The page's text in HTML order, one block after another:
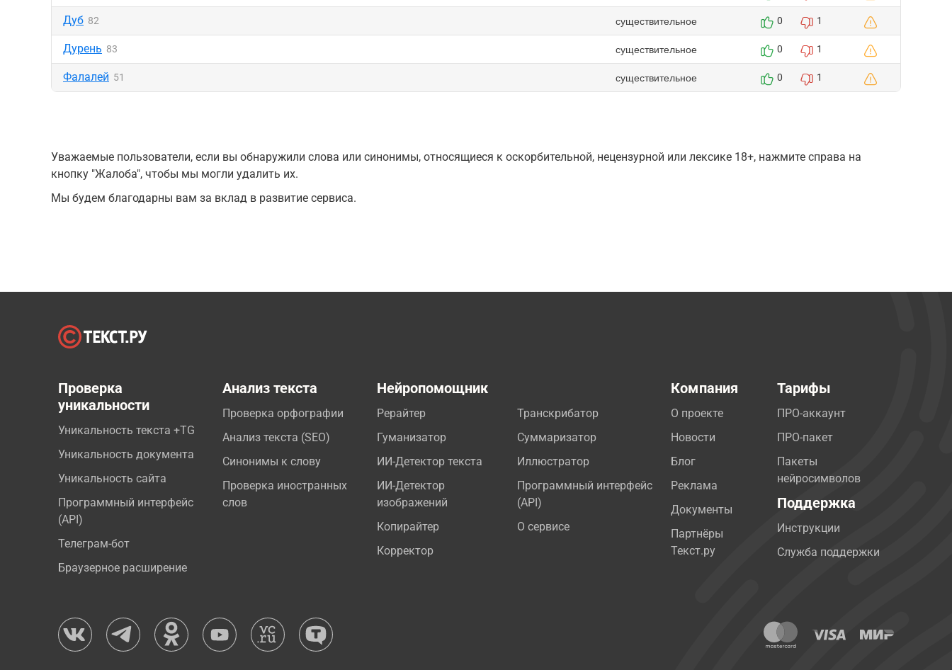
Дуб 82 существительное 0 1
Дурень 83 существительное 0 1
Фалалей 51 существительное 0 1
Уважаемые пользователи, если вы обнаружили слова или синонимы, относящиеся к оскорбительной, нецензурной или лексике 18+, нажмите справа на
кнопку "Жалоба", чтобы мы могли удалить их.
Мы будем благодарны вам за вклад в развитие сервиса.
Проверка
уникальности
Уникальность текста +TG
Уникальность документа
Уникальность сайта
Программный интерфейс
(API)
Телеграм-бот
Браузерное расширение
Анализ текста
Проверка орфографии
Анализ текста (SEO)
Синонимы к слову
Проверка иностранных
слов
Нейропомощник
Рерайтер
Гуманизатор
ИИ-Детектор текста
ИИ-Детектор
изображений
Копирайтер
Корректор
Транскрибатор
Суммаризатор
Иллюстратор
Программный интерфейс
(API)
О сервисе
Компания
О проекте
Новости
Блог
Реклама
Документы
Партнёры
Текст.ру
Тарифы
ПРО-аккаунт
ПРО-пакет
Пакеты
нейросимволов
Поддержка
Инструкции
Служба поддержки